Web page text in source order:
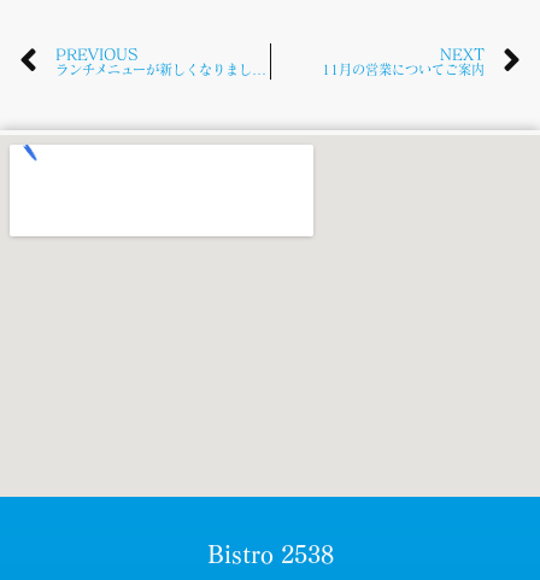
PREVIOUS NEXT
11月の営業についてご案内
Bistro 2538